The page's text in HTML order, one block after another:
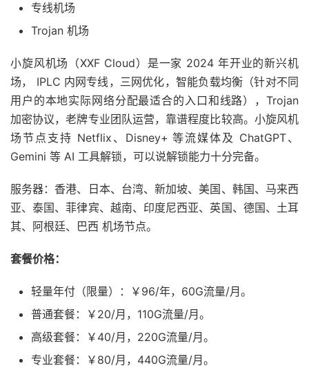
专线机场
Trojan 机场
小旋风机场（XXF Cloud）是一家 2024 年开业的新兴机
场， IPLC 内网专线，三网优化，智能负载均衡（针对不同
用户的本地实际网络分配最适合的入口和线路），Trojan
加密协议，老牌专业团队运营，靠谱程度比较高。小旋风机
场节点支持 Netflix、Disney+ 等流媒体及 ChatGPT、
Gemini 等 AI 工具解锁，可以说解锁能力十分完备。
服务器：香港、日本、台湾、新加坡、美国、韩国、马来西
亚、泰国、菲律宾、越南、印度尼西亚、英国、德国、土耳
其、阿根廷、巴西 机场节点。
套餐价格：
轻量年付（限量）：￥96/年，60G流量/月。
普通套餐：￥20/月，110G流量/月。
高级套餐：￥40/月，220G流量/月。
专业套餐：￥80/月，440G流量/月。